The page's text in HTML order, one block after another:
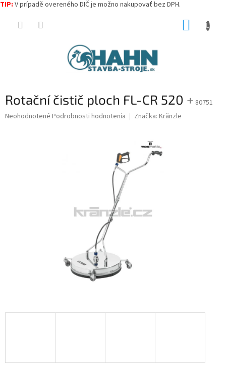
TIP: V prípadě overeného DIČ je možno nakupovať bez DPH.
Rotační čistič ploch FL-CR 520 + 80751
Priemerné
Neohodnotené Podrobnosti hodnotenia Značka: Kränzle